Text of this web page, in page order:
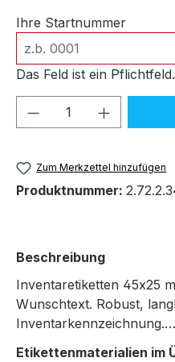
Ihre Startnummer
Das Feld ist ein Pflichtfeld.
Produkt Anzahl:
Zum Merkzettel hinzufügen
Produktnummer:
Beschreibung
Inventaretiketten 45x25
Wunschtext. Robust,
Inventarkennzeichnung.…
Etikettenmaterialien im